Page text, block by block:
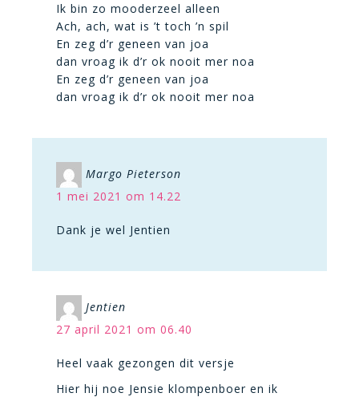
Ik bin zo mooderzeel alleen
Ach, ach, wat is ’t toch ’n spil
En zeg d’r geneen van joa
dan vroag ik d’r ok nooit mer noa
En zeg d’r geneen van joa
dan vroag ik d’r ok nooit mer noa
Margo Pieterson
1 mei 2021 om 14.22
Dank je wel Jentien
Jentien
27 april 2021 om 06.40
Heel vaak gezongen dit versje
Hier hij noe Jensie klompenboer en ik